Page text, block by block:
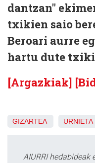
dantzan"
txikien saio
Beroari aurre
hartu dute
[Argazkiak]
GIZARTEA URNIETA
AIURRI